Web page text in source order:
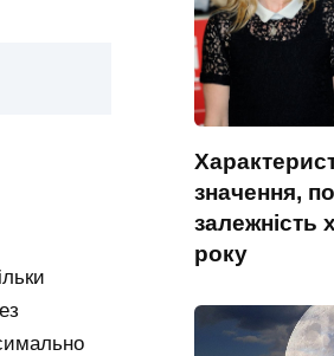
значення,
залежність
року